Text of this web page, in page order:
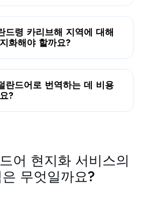
드령 카리브해 지역에 대해
화해야 할까요?
란드어로 번역하는 데 비용
?
어 현지화 서비스의
무엇일까요?